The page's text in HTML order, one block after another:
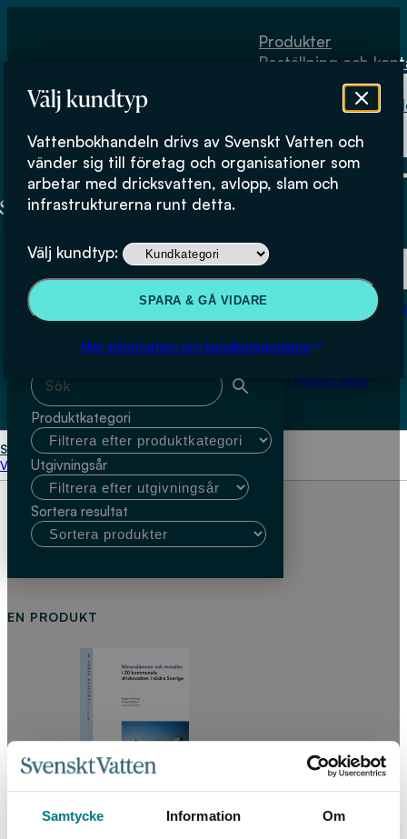
Samtycke Information Om
Välj kundtyp
Vattenbokhandeln drivs av Svenskt Vatten och
vänder sig till företag och organisationer som
arbetar med dricksvatten, avlopp, slam och
infrastrukturerna runt detta.
Välj kundtyp:
SPARA & GÅ VIDARE
Mer information om kundkategorierna
Produkter
Beställning och
Fysiskt lager
Beställning och kontakt
Om
Köpvillkor
Fysiskt lager
Start Bengt Nihlgård
Välj kundtyp
Bengt Nihlgård
Sök & filtrera
Sök med fritext
Produktkategori
Utgivningsår
Sortera resultat
EN PRODUKT